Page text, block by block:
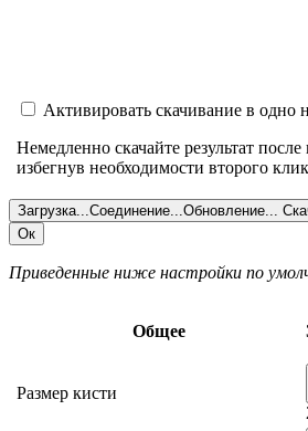
Активировать скачивание в одно
Немедленно скачайте результат
избегнув необходимости второго
Загрузка...Соединение...Обновление...
Ок
Приведенные ниже настройки по
Общее
Размер кисти